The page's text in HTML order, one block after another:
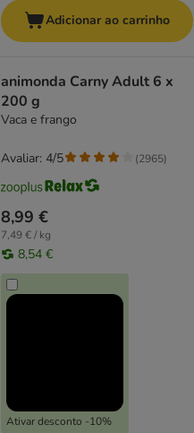
Adicionar ao carrinho
animonda Carny Adult 6 x
200 g
Vaca e frango
8,99 €
7,49 € / kg
8,54 €
Ativar desconto -10%
Avaliar: 4/5 (2965)